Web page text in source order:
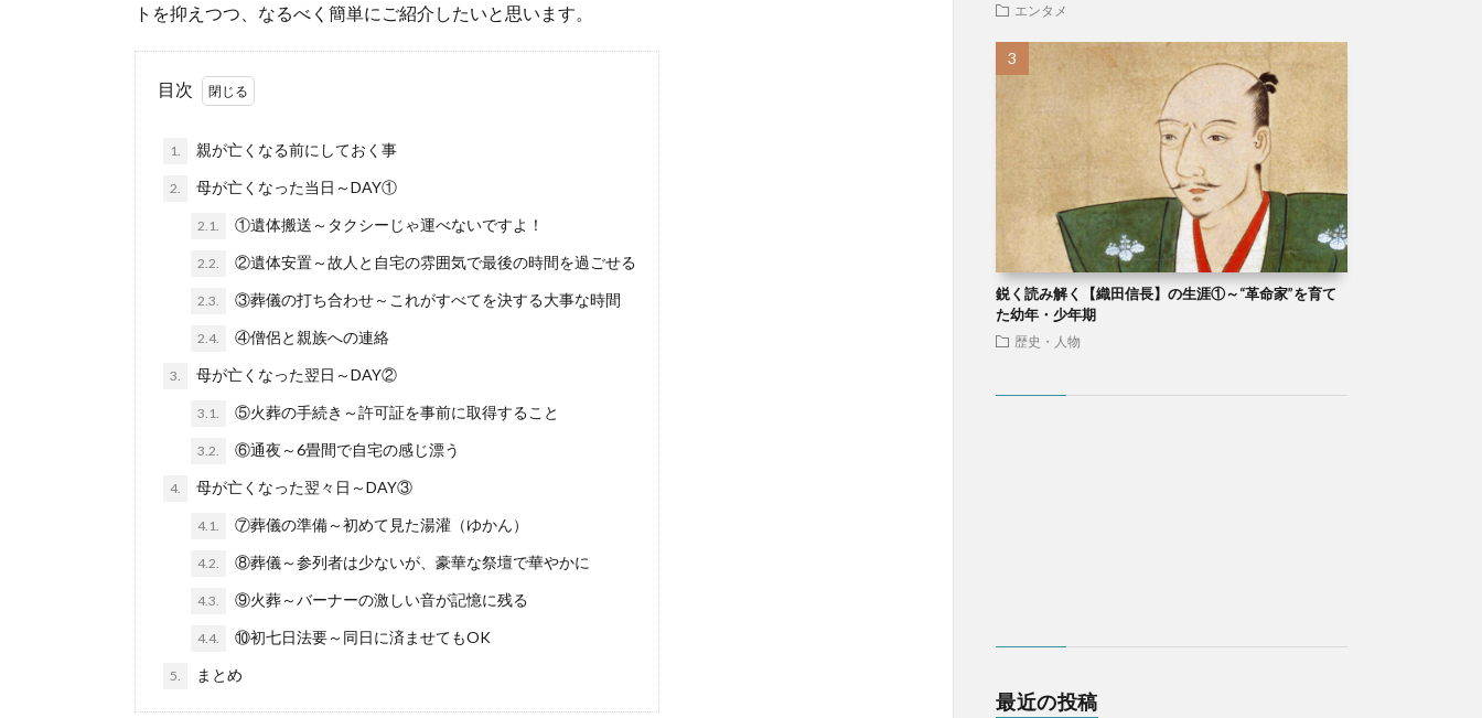
トを抑えつつ、なるべく簡単にご紹介したいと思います。
目次
1. 親が亡くなる前にしておく事
2. 母が亡くなった当日～DAY①
2.1. ①遺体搬送～タクシーじゃ運べないですよ！
2.2. ②遺体安置～故人と自宅の雰囲気で最後の時間を過ごせる
2.3. ③葬儀の打ち合わせ～これがすべてを決する大事な時間
2.4. ④僧侶と親族への連絡
3. 母が亡くなった翌日～DAY②
3.1. ⑤火葬の手続き～許可証を事前に取得すること
3.2. ⑥通夜～6畳間で自宅の感じ漂う
4. 母が亡くなった翌々日～DAY③
4.1. ⑦葬儀の準備～初めて見た湯灌（ゆかん）
4.2. ⑧葬儀～参列者は少ないが、豪華な祭壇で華やかに
4.3. ⑨火葬～バーナーの激しい音が記憶に残る
4.4. ⑩初七日法要～同日に済ませてもOK
5. まとめ
エンタメ
鋭く読み解く【織田信長】の生涯①～“革命家”を育て
た幼年・少年期
歴史・人物
最近の投稿